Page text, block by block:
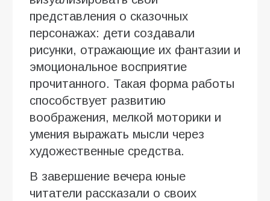
представления о сказочных
персонажах: дети создавали
рисунки, отражающие их фантазии и
эмоциональное восприятие
прочитанного. Такая форма работы
способствует развитию
воображения, мелкой моторики и
умения выражать мысли через
художественные средства.
В завершение вечера юные
читатели рассказали о своих